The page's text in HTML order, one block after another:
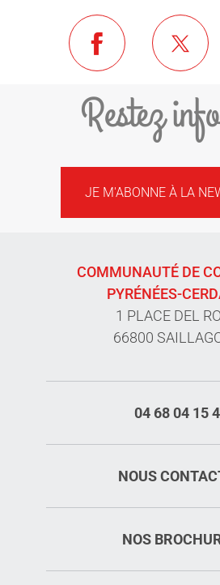
Restez
JE M'ABONNE À LA
COMMUNAUTÉ DE
PYRÉNÉES-
1 PLACE DEL
66800
04 68 04 15
NOUS
NOS